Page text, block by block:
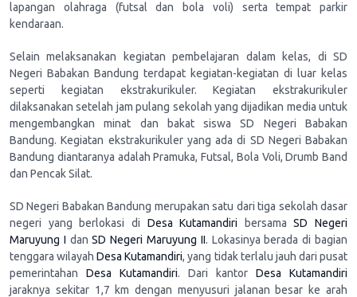
lapangan olahraga (futsal dan bola voli) serta tempat parkir
kendaraan.
Selain melaksanakan kegiatan pembelajaran dalam kelas, di SD
Negeri Babakan Bandung terdapat kegiatan-kegiatan di luar kelas
seperti kegiatan ekstrakurikuler. Kegiatan ekstrakurikuler
dilaksanakan setelah jam pulang sekolah yang dijadikan media untuk
mengembangkan minat dan bakat siswa SD Negeri Babakan
Bandung. Kegiatan ekstrakurikuler yang ada di SD Negeri Babakan
Bandung diantaranya adalah Pramuka, Futsal, Bola Voli, Drumb Band
dan Pencak Silat.
SD Negeri Babakan Bandung merupakan satu dari tiga sekolah dasar
negeri yang berlokasi di Desa Kutamandiri bersamaSD Negeri
Maruyung I danSD Negeri Maruyung II. Lokasinya berada di bagian
tenggara wilayahDesa Kutamandiri, yang tidak terlalu jauh dari pusat
pemerintahan Desa Kutamandiri. Dari kantor Desa Kutamandiri
jaraknya sekitar 1,7 km dengan menyusuri jalanan besar ke arah